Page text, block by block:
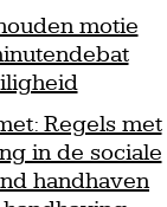
motie
Regels met
in de sociale
handhaven